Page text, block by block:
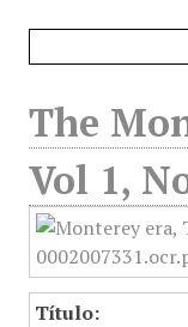
The
Vol 1,
Título: